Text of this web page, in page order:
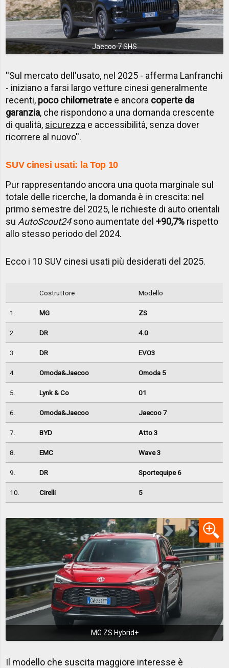
Jaecoo 7 SHS
''Sul mercato dell'usato, nel 2025 - afferma Lanfranchi
- iniziano a farsi largo vetture cinesi generalmente
recenti, poco chilometrate e ancora coperte da
garanzia, che rispondono a una domanda crescente
di qualità, sicurezza e accessibilità, senza dover
ricorrere al nuovo''.
SUV cinesi usati: la Top 10
Pur rappresentando ancora una quota marginale sul
totale delle ricerche, la domanda è in crescita: nel
primo semestre del 2025, le richieste di auto orientali
suAutoScout24sono aumentate del+90,7% rispetto
allo stesso periodo del 2024.
Ecco i 10 SUV cinesi usati più desiderati del 2025.
Costruttore Modello
1. MG ZS
2. DR 4.0
3. DR EVO3
4. Omoda&Jaecoo Omoda 5
5. Lynk & Co 01
6. Omoda&Jaecoo Jaecoo 7
7. BYD Atto 3
8. EMC Wave 3
9. DR Sportequipe 6
10. Cirelli 5
MG ZS Hybrid+
Il modello che suscita maggiore interesse è